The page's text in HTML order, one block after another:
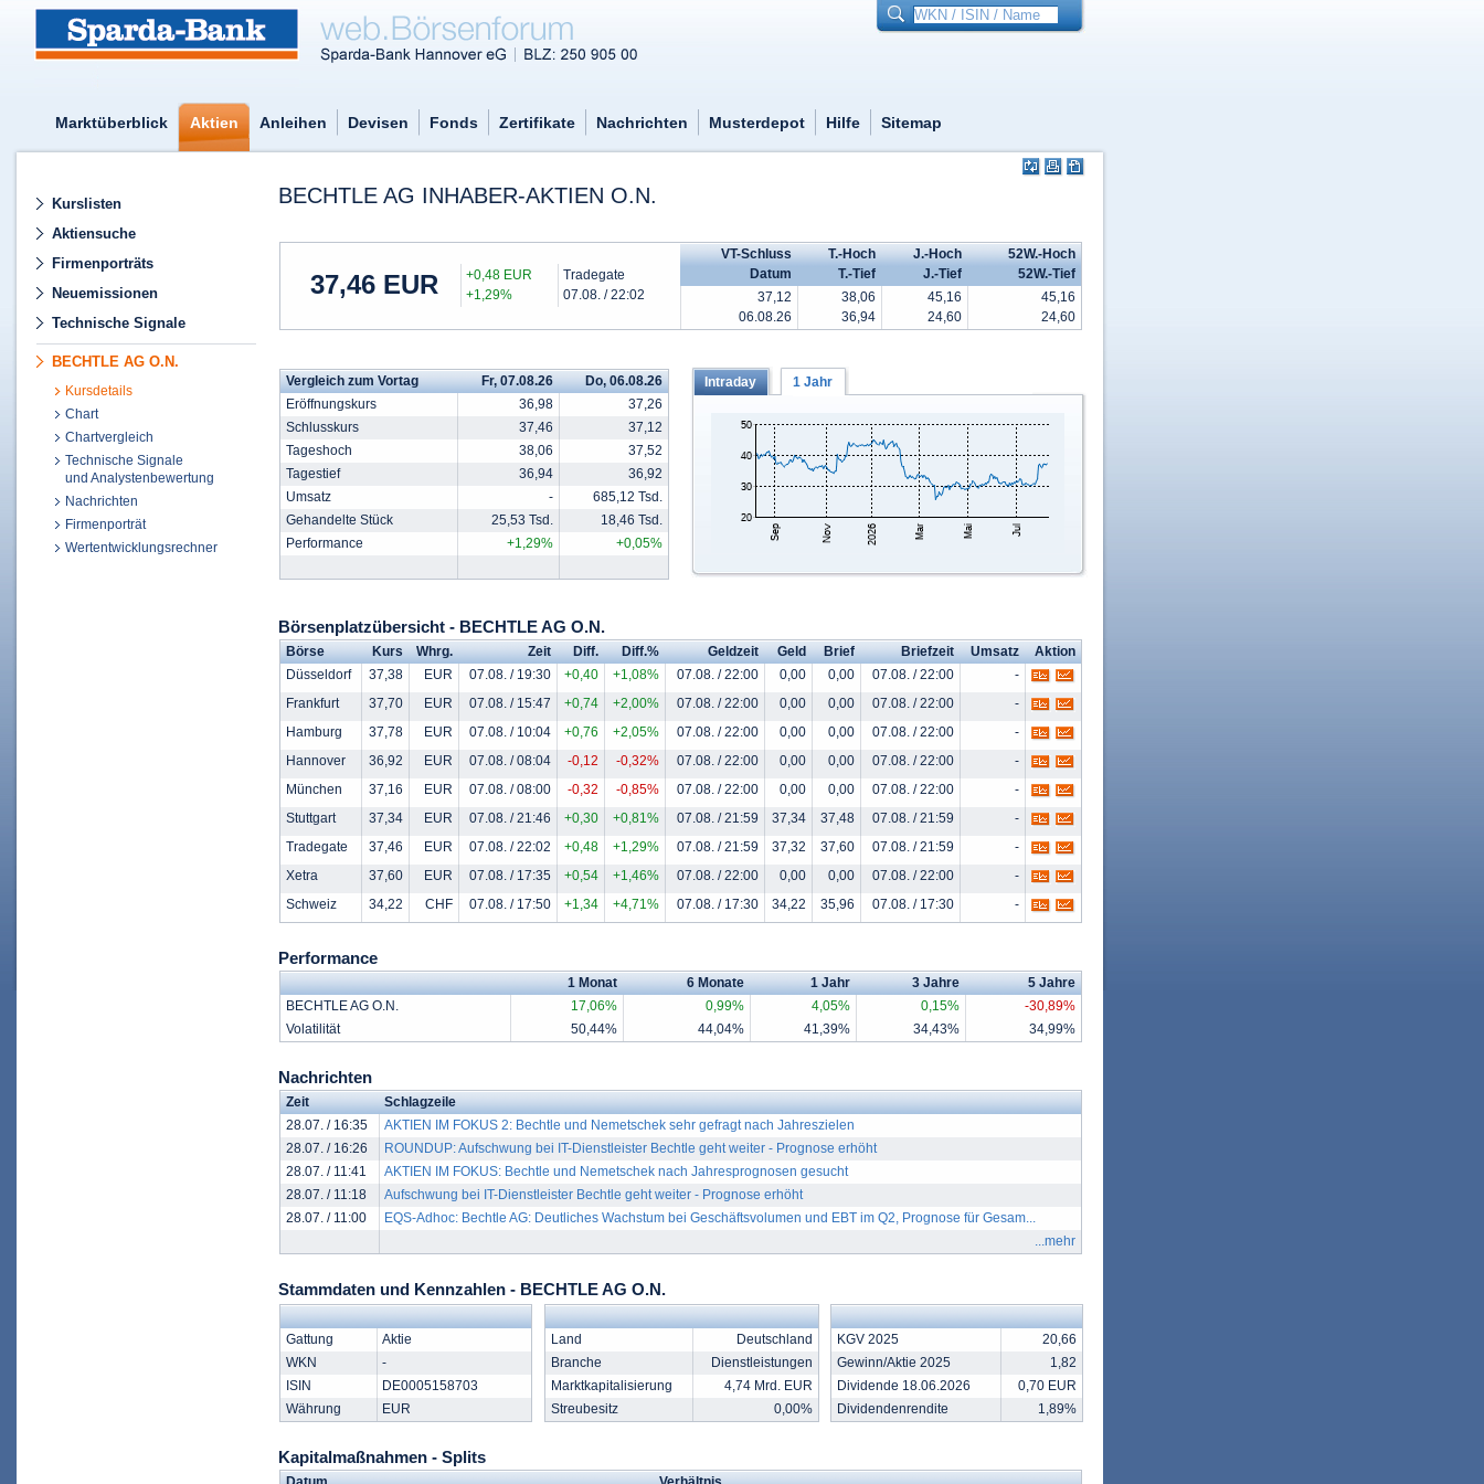
Marktüberblick Aktien Anleihen Devisen Fonds Zertifikate Nachrichten Musterdepot Hilfe Sitemap
Kurslisten
Aktiensuche
Firmenporträts
Neuemissionen
Technische Signale
BECHTLE AG O.N.
Kursdetails
Chart
Chartvergleich
Technische Signale
und Analystenbewertung
Nachrichten
Firmenporträt
Wertentwicklungsrechner
BECHTLE AG INHABER-AKTIEN O.N.
37,46 EUR
+0,48 EUR
+1,29%
Tradegate
07.08. / 22:02
VT-Schluss
Datum
T.-Hoch
T.-Tief
J.-Hoch
J.-Tief
52W.-Hoch
52W.-Tief
37,12
06.08.26
38,06
36,94
45,16
24,60
45,16
24,60
Vergleich zum Vortag Fr, 07.08.26
Do, 06.08.26
Eröffnungskurs
36,98
37,26
Schlusskurs
37,46
37,12
Tageshoch
38,06
37,52
Tagestief
36,94
36,92
Umsatz
-
685,12 Tsd.
Gehandelte Stück
25,53 Tsd.
18,46 Tsd.
Performance
+1,29% +0,05%
Intraday 1 Jahr
Börsenplatzübersicht - BECHTLE AG O.N.
Börse Kurs Whrg. Zeit Diff. Diff.% Geldzeit Geld Brief Briefzeit Umsatz
Aktion
Düsseldorf
37,38 EUR 07.08. / 19:30 +0,40 +1,08% 07.08. / 22:00 0,00 0,00 07.08. / 22:00
-
Frankfurt
37,70 EUR 07.08. / 15:47 +0,74 +2,00% 07.08. / 22:00 0,00 0,00 07.08. / 22:00
-
Hamburg
37,78 EUR 07.08. / 10:04 +0,76 +2,05% 07.08. / 22:00 0,00 0,00 07.08. / 22:00
-
Hannover
36,92 EUR 07.08. / 08:04 -0,12 -0,32% 07.08. / 22:00 0,00 0,00 07.08. / 22:00
-
München
37,16 EUR 07.08. / 08:00 -0,32 -0,85% 07.08. / 22:00 0,00 0,00 07.08. / 22:00
-
Stuttgart
37,34 EUR 07.08. / 21:46 +0,30 +0,81% 07.08. / 21:59 37,34 37,48 07.08. / 21:59
-
Tradegate
37,46 EUR 07.08. / 22:02 +0,48 +1,29% 07.08. / 21:59 37,32 37,60 07.08. / 21:59
-
Xetra
37,60 EUR 07.08. / 17:35 +0,54 +1,46% 07.08. / 22:00 0,00 0,00 07.08. / 22:00
-
Schweiz
34,22 CHF 07.08. / 17:50 +1,34 +4,71% 07.08. / 17:30 34,22 35,96 07.08. / 17:30 -
Performance
1 Monat 6 Monate 1 Jahr 3 Jahre
5 Jahre
BECHTLE AG O.N.
17,06% 0,99% 4,05% 0,15%
-30,89%
Volatilität
50,44% 44,04% 41,39% 34,43% 34,99%
Nachrichten
Zeit
Schlagzeile
28.07. / 16:35
AKTIEN IM FOKUS 2: Bechtle und Nemetschek sehr gefragt nach Jahreszielen
28.07. / 16:26
ROUNDUP: Aufschwung bei IT-Dienstleister Bechtle geht weiter - Prognose erhöht
28.07. / 11:41
AKTIEN IM FOKUS: Bechtle und Nemetschek nach Jahresprognosen gesucht
28.07. / 11:18
Aufschwung bei IT-Dienstleister Bechtle geht weiter - Prognose erhöht
28.07. / 11:00
EQS-Adhoc: Bechtle AG: Deutliches Wachstum bei Geschäftsvolumen und EBT im Q2, Prognose für Gesam...
...mehr
Stammdaten und Kennzahlen - BECHTLE AG O.N.
Gattung
Aktie
WKN
-
ISIN
DE0005158703
Währung
EUR
Land
Deutschland
Branche
Dienstleistungen
Marktkapitalisierung
4,74 Mrd. EUR
Streubesitz
0,00%
KGV 2025
20,66
Gewinn/Aktie 2025
1,82
Dividende 18.06.2026
0,70 EUR
Dividendenrendite
1,89%
Kapitalmaßnahmen - Splits